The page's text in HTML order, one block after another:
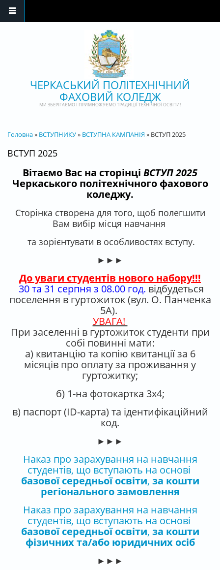
ЧЕРКАСЬКИЙ ПОЛІТЕХНІЧНИЙ
ФАХОВИЙ КОЛЕДЖ
МИ ЗБЕРІГАЄМО І ПРИМНОЖУЄМО ТРАДИЦІЇ ТЕХНІЧНОЇ ОСВІТИ!
ВИ Є ТУТ
Головна» ВСТУПНИКУ» ВСТУПНА КАМПАНІЯ » ВСТУП 2025
ВСТУП 2025
Вітаємо Вас на сторінці ВСТУП 2025
Черкаського політехнічного фахового
коледжу.
Сторінка створена для того, щоб полегшити
Вам вибір місця навчання
та зорієнтувати в особливостях вступу.
►►►
До уваги студентів нового набору!!!
30 та 31 серпня з 08.00 год. відбудеться
поселення в гуртожиток (вул. О. Панченка
5А).
УВАГА!
При заселенні в гуртожиток студенти при
собі повинні мати:
а) квитанцію та копію квитанції за 6
місяців про оплату за проживання у
гуртожитку;
б) 1-на фотокартка 3х4;
в) паспорт (ID-карта) та ідентифікаційний
код.
►►►
Наказ про зарахування на навчання
студентів, що вступають на основі
базової середньої освіти, за кошти
регіонального замовлення
Наказ про зарахування на навчання
студентів, що вступають на основі
базової середньої освіти, за кошти
фізичних та/або юридичних осіб
►►►